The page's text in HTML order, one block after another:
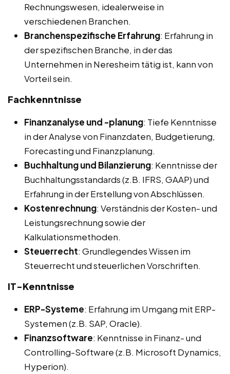
Rechnungswesen, idealerweise in
verschiedenen Branchen.
Branchenspezifische Erfahrung: Erfahrung in
der spezifischen Branche, in der das
Unternehmen in Neresheim tätig ist, kann von
Vorteil sein.
Fachkenntnisse
Finanzanalyse und -planung: Tiefe Kenntnisse
in der Analyse von Finanzdaten, Budgetierung,
Forecasting und Finanzplanung.
Buchhaltung und Bilanzierung: Kenntnisse der
Buchhaltungsstandards (z.B. IFRS, GAAP) und
Erfahrung in der Erstellung von Abschlüssen.
Kostenrechnung: Verständnis der Kosten- und
Leistungsrechnung sowie der
Kalkulationsmethoden.
Steuerrecht: Grundlegendes Wissen im
Steuerrecht und steuerlichen Vorschriften.
IT-Kenntnisse
ERP-Systeme: Erfahrung im Umgang mit ERP-
Systemen (z.B. SAP, Oracle).
Finanzsoftware: Kenntnisse in Finanz- und
Controlling-Software (z.B. Microsoft Dynamics,
Hyperion).